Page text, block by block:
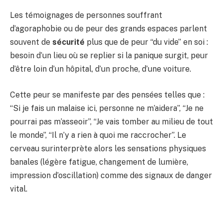
Les témoignages de personnes souffrant
d’agoraphobie ou de peur des grands espaces parlent
souvent de sécurité plus que de peur “du vide” en soi :
besoin d’un lieu où se replier si la panique surgit, peur
d’être loin d’un hôpital, d’un proche, d’une voiture.
Cette peur se manifeste par des pensées telles que :
“Si je fais un malaise ici, personne ne m’aidera”, “Je ne
pourrai pas m’asseoir”, “Je vais tomber au milieu de tout
le monde”, “Il n’y a rien à quoi me raccrocher”. Le
cerveau surinterprète alors les sensations physiques
banales (légère fatigue, changement de lumière,
impression d’oscillation) comme des signaux de danger
vital.